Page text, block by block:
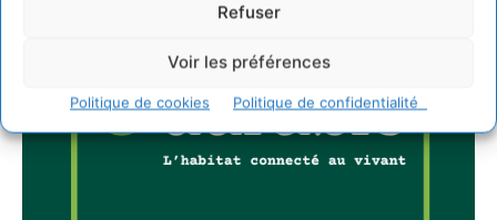
Refuser
Voir les préférences
Politique de cookies Politique de confidentialité